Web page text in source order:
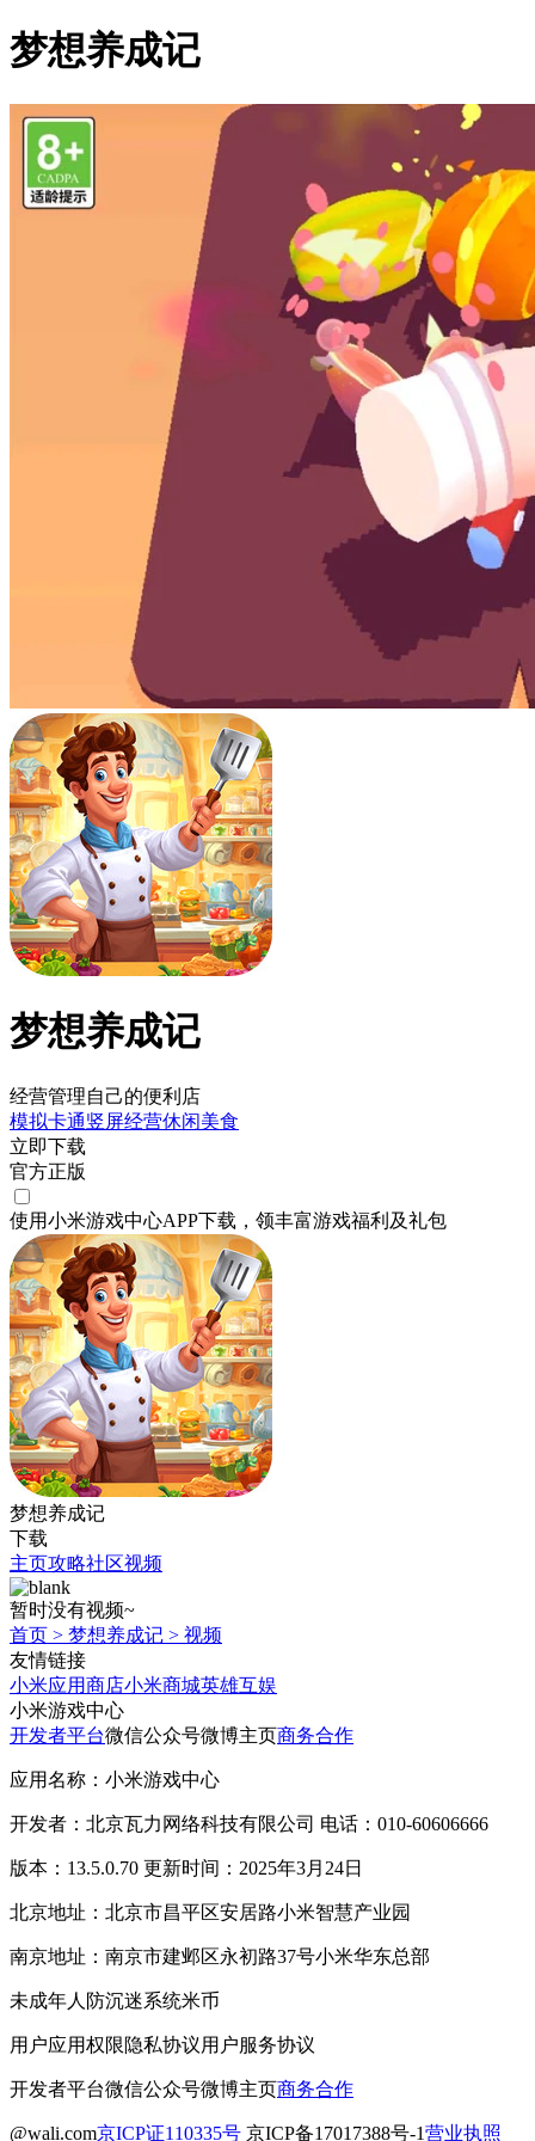
梦想养成记
梦想养成记
经营管理自己的便利店
模拟卡通竖屏经营休闲美食
立即下载
官方正版
使用小米游戏中心APP下载 ，领丰富游戏福利 及礼包
梦想养成记
下载
主页攻略社区视频
暂时没有视频~
首页 > 梦想养成记 > 视频
友情链接
小米应用商店小米商城英雄互娱
小米游戏中心
开发者平台微信公众号微博主页商务合作
应用名称：小米游戏中心
开发者：北京瓦力网络科技有限公司 电话：010-60606666
版本：13.5.0.70 更新时间：2025年3月24日
北京地址：北京市昌平区安居路小米智慧产业园
南京地址：南京市建邺区永初路37号小米华东总部
未成年人防沉迷系统米币
用户应用权限隐私协议用户服务协议
开发者平台微信公众号微博主页商务合作
@wali.com京ICP证110335号 京ICP备17017388号-1营业执照